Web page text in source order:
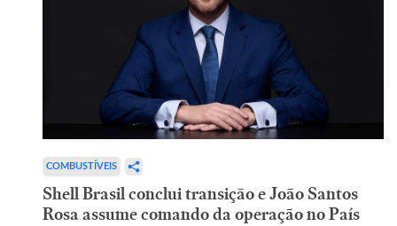
COMBUSTÍVEIS
Shell Brasil conclui transição e João Santos
Rosa assume comando da operação no País